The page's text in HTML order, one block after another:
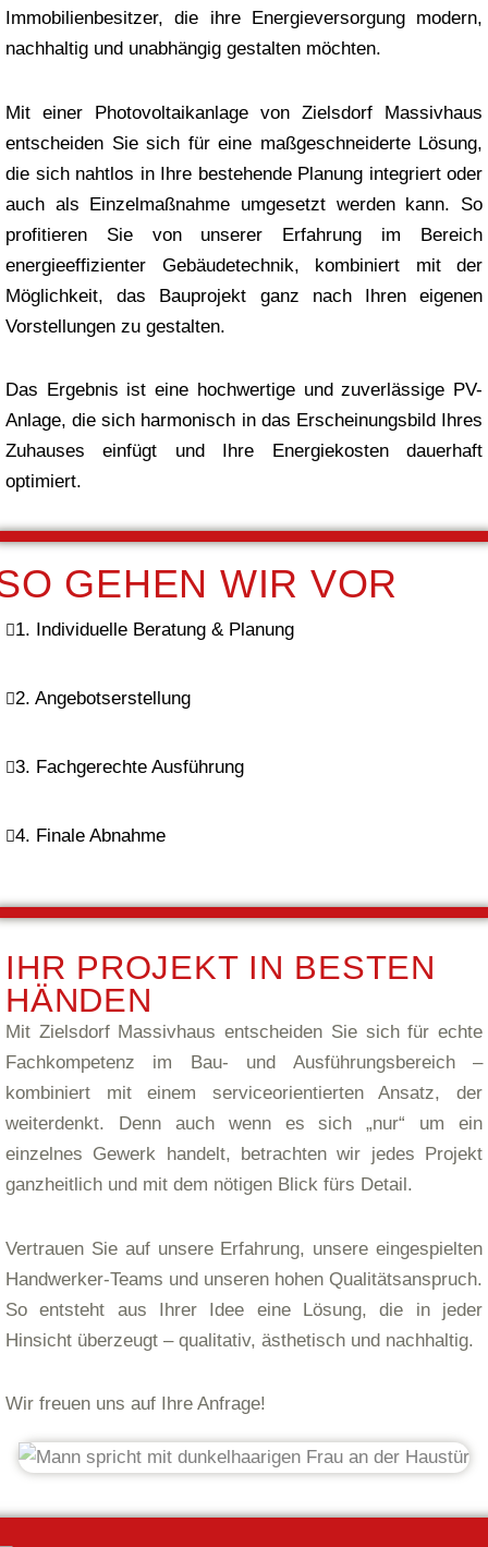
Immobilienbesitzer, die ihre Energieversorgung modern,
nachhaltig und unabhängig gestalten möchten.
Mit einer Photovoltaikanlage von Zielsdorf Massivhaus
entscheiden Sie sich für eine maßgeschneiderte Lösung,
die sich nahtlos in Ihre bestehende Planung integriert oder
auch als Einzelmaßnahme umgesetzt werden kann. So
profitieren Sie von unserer Erfahrung im Bereich
energieeffizienter Gebäudetechnik, kombiniert mit der
Möglichkeit, das Bauprojekt ganz nach Ihren eigenen
Vorstellungen zu gestalten.
Das Ergebnis ist eine hochwertige und zuverlässige PV-
Anlage, die sich harmonisch in das Erscheinungsbild Ihres
Zuhauses einfügt und Ihre Energiekosten dauerhaft
optimiert.
GEHEN WIR VOR
1. Individuelle Beratung & Planung
2. Angebotserstellung
3. Fachgerechte Ausführung
4. Finale Abnahme
IHR PROJEKT IN BESTEN
HÄNDEN
Mit Zielsdorf Massivhaus entscheiden Sie sich für echte
Fachkompetenz im Bau- und Ausführungsbereich –
kombiniert mit einem serviceorientierten Ansatz, der
weiterdenkt. Denn auch wenn es sich „nur“ um ein
einzelnes Gewerk handelt, betrachten wir jedes Projekt
ganzheitlich und mit dem nötigen Blick fürs Detail.
Vertrauen Sie auf unsere Erfahrung, unsere eingespielten
Handwerker-Teams und unseren hohen Qualitätsanspruch.
So entsteht aus Ihrer Idee eine Lösung, die in jeder
Hinsicht überzeugt – qualitativ, ästhetisch und nachhaltig.
Wir freuen uns auf Ihre Anfrage!